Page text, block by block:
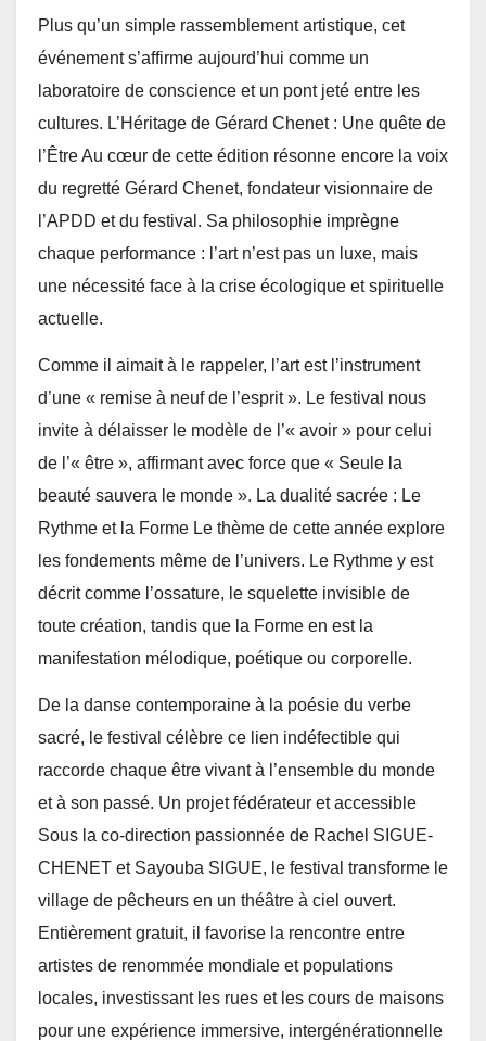
Plus qu’un simple rassemblement artistique, cet
événement s’affirme aujourd’hui comme un
laboratoire de conscience et un pont jeté entre les
cultures. L’Héritage de Gérard Chenet : Une quête de
l’Être Au cœur de cette édition résonne encore la voix
du regretté Gérard Chenet, fondateur visionnaire de
l’APDD et du festival. Sa philosophie imprègne
chaque performance : l’art n’est pas un luxe, mais
une nécessité face à la crise écologique et spirituelle
actuelle.
Comme il aimait à le rappeler, l’art est l’instrument
d’une « remise à neuf de l’esprit ». Le festival nous
invite à délaisser le modèle de l’« avoir » pour celui
de l’« être », affirmant avec force que « Seule la
beauté sauvera le monde ». La dualité sacrée : Le
Rythme et la Forme Le thème de cette année explore
les fondements même de l’univers. Le Rythme y est
décrit comme l’ossature, le squelette invisible de
toute création, tandis que la Forme en est la
manifestation mélodique, poétique ou corporelle.
De la danse contemporaine à la poésie du verbe
sacré, le festival célèbre ce lien indéfectible qui
raccorde chaque être vivant à l’ensemble du monde
et à son passé. Un projet fédérateur et accessible
Sous la co-direction passionnée de Rachel SIGUE-
CHENET et Sayouba SIGUE, le festival transforme le
village de pêcheurs en un théâtre à ciel ouvert.
Entièrement gratuit, il favorise la rencontre entre
artistes de renommée mondiale et populations
locales, investissant les rues et les cours de maisons
pour une expérience immersive, intergénérationnelle